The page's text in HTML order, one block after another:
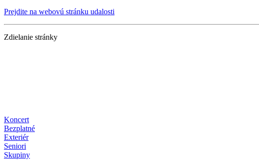
Prejdite na webovú stránku udalosti
Zdielanie stránky
Koncert
Bezplatné
Exteriér
Seniori
Skupiny